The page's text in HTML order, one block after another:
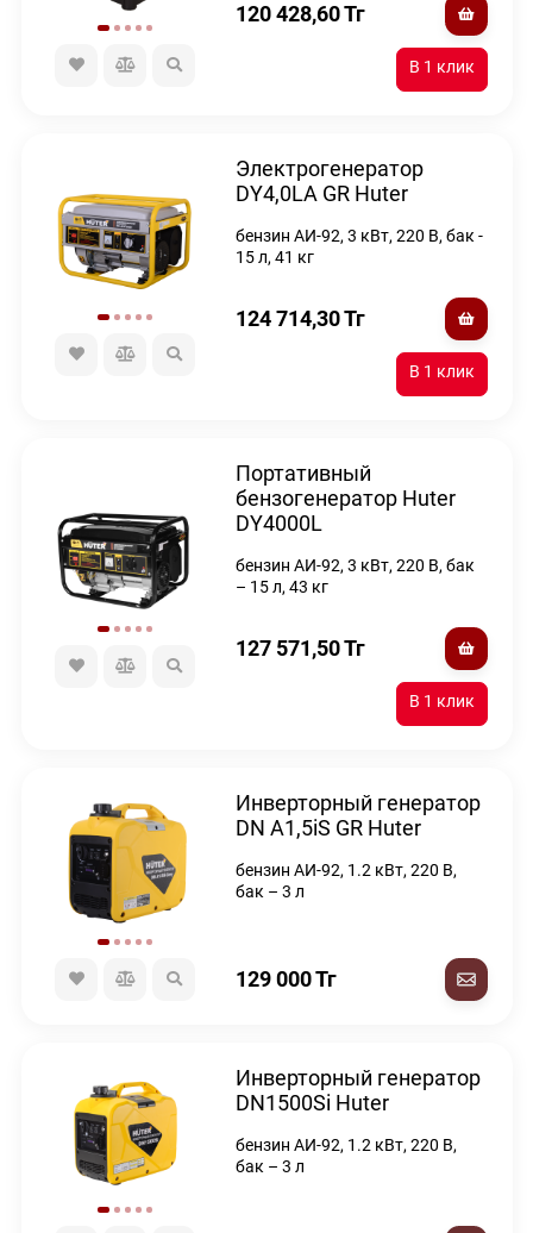
120 428,60Тг
Электрогенератор
DY4,0LA GR Huter
бензин АИ-92, 3 кВт, 220 В, бак -
15 л, 41 кг
124 714,30Тг
Портативный
бензогенератор Huter
DY4000L
бензин АИ-92, 3 кВт, 220 В, бак
– 15 л, 43 кг
127 571,50Тг
Инверторный генератор
DN А1,5iS GR Huter
бензин АИ-92, 1.2 кВт, 220 В,
бак – 3 л
129 000Тг
Инверторный генератор
DN1500Si Huter
бензин АИ-92, 1.2 кВт, 220 В,
бак – 3 л